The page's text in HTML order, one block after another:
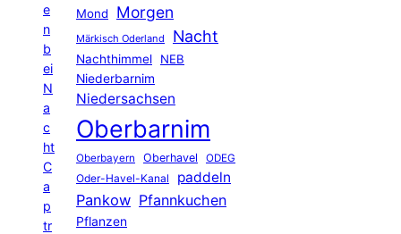
e
n
b
ei
N
a
c
ht
C
a
p
tr
Mond
Morgen
Märkisch Oderland Nacht
Nachthimmel
NEB
Niederbarnim
Niedersachsen
Oberbarnim
Oberbayern Oberhavel ODEG
Oder-Havel-Kanal paddeln
Pankow Pfannkuchen
Pflanzen